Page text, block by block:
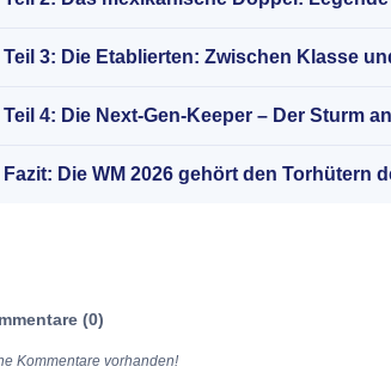
Teil 3: Die Etablierten: Zwischen Klasse
Teil 4: Die Next-Gen-Keeper – Der Sturm
Fazit: Die WM 2026 gehört den Torhütern
(0)
Kommentare vorhanden!